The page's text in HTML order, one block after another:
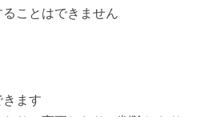
ことはできません
ます